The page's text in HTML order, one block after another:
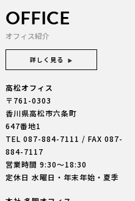
OFFICE
オフィス紹介
詳しく見る
高松オフィス
〒761-0303
香川県高松市六条町
647番地1
TEL 087-884-7111 / FAX 087-
884-7117
営業時間 9:30〜18:30
定休日 水曜日・年末年始・夏季